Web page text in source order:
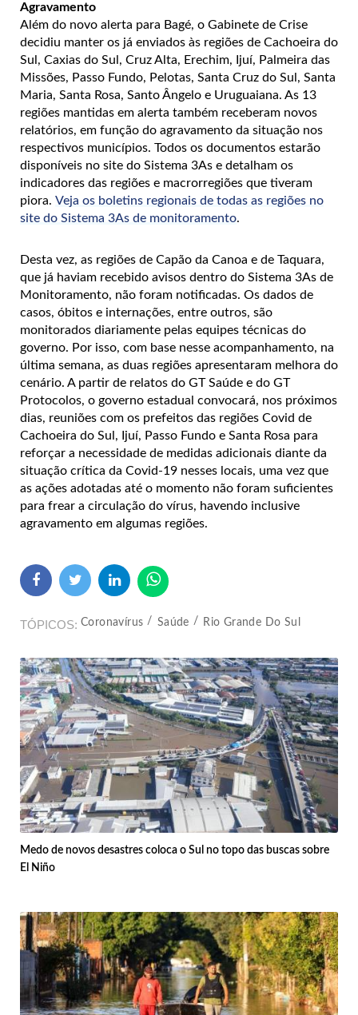
Agravamento
Além do novo alerta para Bagé, o Gabinete de Crise
decidiu manter os já enviados às regiões de Cachoeira do
Sul, Caxias do Sul, Cruz Alta, Erechim, Ijuí, Palmeira das
Missões, Passo Fundo, Pelotas, Santa Cruz do Sul, Santa
Maria, Santa Rosa, Santo Ângelo e Uruguaiana. As 13
regiões mantidas em alerta também receberam novos
relatórios, em função do agravamento da situação nos
respectivos municípios. Todos os documentos estarão
disponíveis no site do Sistema 3As e detalham os
indicadores das regiões e macrorregiões que tiveram
piora. Veja os boletins regionais de todas as regiões no
site do Sistema 3As de monitoramento.
Desta vez, as regiões de Capão da Canoa e de Taquara,
que já haviam recebido avisos dentro do Sistema 3As de
Monitoramento, não foram notificadas. Os dados de
casos, óbitos e internações, entre outros, são
monitorados diariamente pelas equipes técnicas do
governo. Por isso, com base nesse acompanhamento, na
última semana, as duas regiões apresentaram melhora do
cenário. A partir de relatos do GT Saúde e do GT
Protocolos, o governo estadual convocará, nos próximos
dias, reuniões com os prefeitos das regiões Covid de
Cachoeira do Sul, Ijuí, Passo Fundo e Santa Rosa para
reforçar a necessidade de medidas adicionais diante da
situação crítica da Covid-19 nesses locais, uma vez que
as ações adotadas até o momento não foram suficientes
para frear a circulação do vírus, havendo inclusive
agravamento em algumas regiões.
TÓPICOS Coronavírus Saúde Rio Grande Do Sul
Medo de novos desastres coloca o Sul no topo das buscas sobre
El Niño